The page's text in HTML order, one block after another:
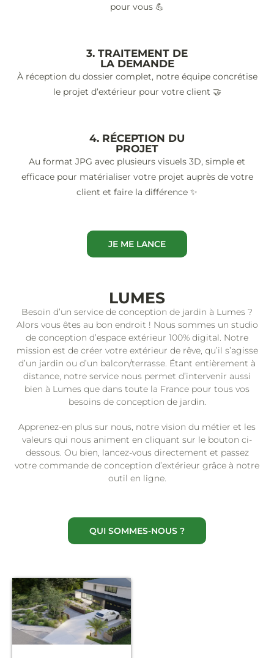
pour vous 💪
3. TRAITEMENT DE
LA DEMANDE
À réception du dossier complet, notre équipe concrétise
le projet d’extérieur pour votre client 🤝
4. RÉCEPTION DU
PROJET
Au format JPG avec plusieurs visuels 3D, simple et
efficace pour matérialiser votre projet auprès de votre
client et faire la différence ✨
JE ME LANCE
LUMES
Besoin d’un service de conception de jardin à Lumes ?
Alors vous êtes au bon endroit ! Nous sommes un studio
de conception d’espace extérieur 100% digital. Notre
mission est de créer votre extérieur de rêve, qu’il s’agisse
d’un jardin ou d’un balcon/terrasse. Étant entièrement à
distance, notre service nous permet d’intervenir aussi
bien à Lumes que dans toute la France pour tous vos
besoins de conception de jardin.
Apprenez-en plus sur nous, notre vision du métier et les
valeurs qui nous animent en cliquant sur le bouton ci-
dessous. Ou bien, lancez-vous directement et passez
votre commande de conception d’extérieur grâce à notre
outil en ligne.
QUI SOMMES-NOUS ?